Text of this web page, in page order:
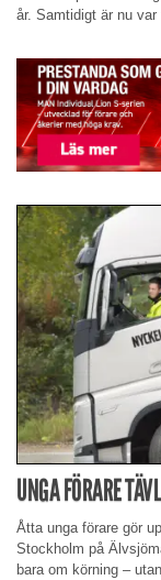
år. Samtidigt är nu
UNGA FÖRARE
Åtta unga förare gör
Stockholm på
bara om körning –